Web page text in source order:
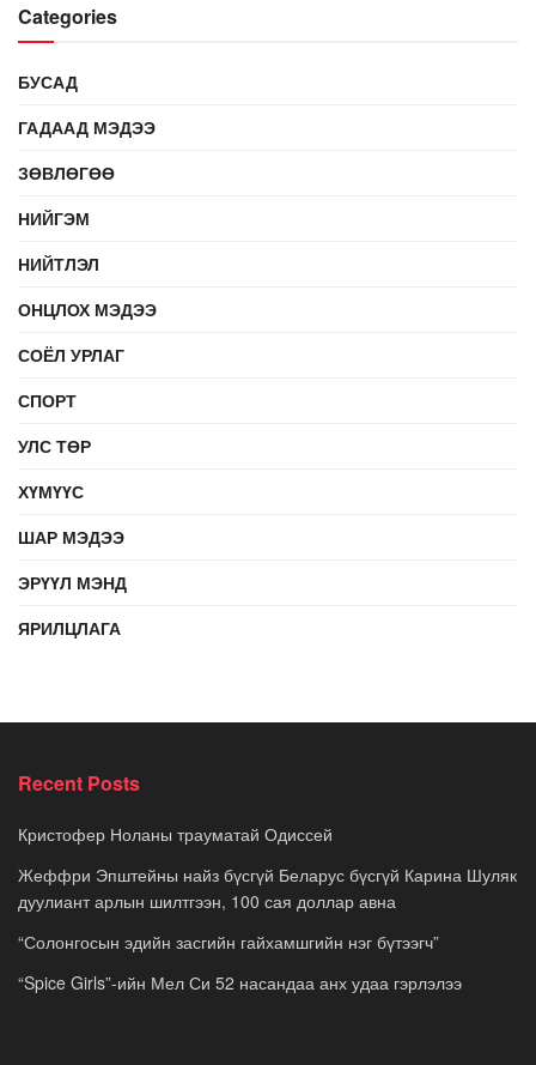
Categories
БУСАД
ГАДААД МЭДЭЭ
ЗӨВЛӨГӨӨ
НИЙГЭМ
НИЙТЛЭЛ
ОНЦЛОХ МЭДЭЭ
СОЁЛ УРЛАГ
СПОРТ
УЛС ТӨР
ХҮМҮҮС
ШАР МЭДЭЭ
ЭРҮҮЛ МЭНД
ЯРИЛЦЛАГА
Recent Posts
Кристофер Ноланы трауматай Одиссей
Жеффри Эпштейны найз бүсгүй Беларус бүсгүй Карина Шуляк
дуулиант арлын шилтгээн, 100 сая доллар авна
“Солонгосын эдийн засгийн гайхамшгийн нэг бүтээгч”
“Spice Girls”-ийн Мел Си 52 насандаа анх удаа гэрлэлээ